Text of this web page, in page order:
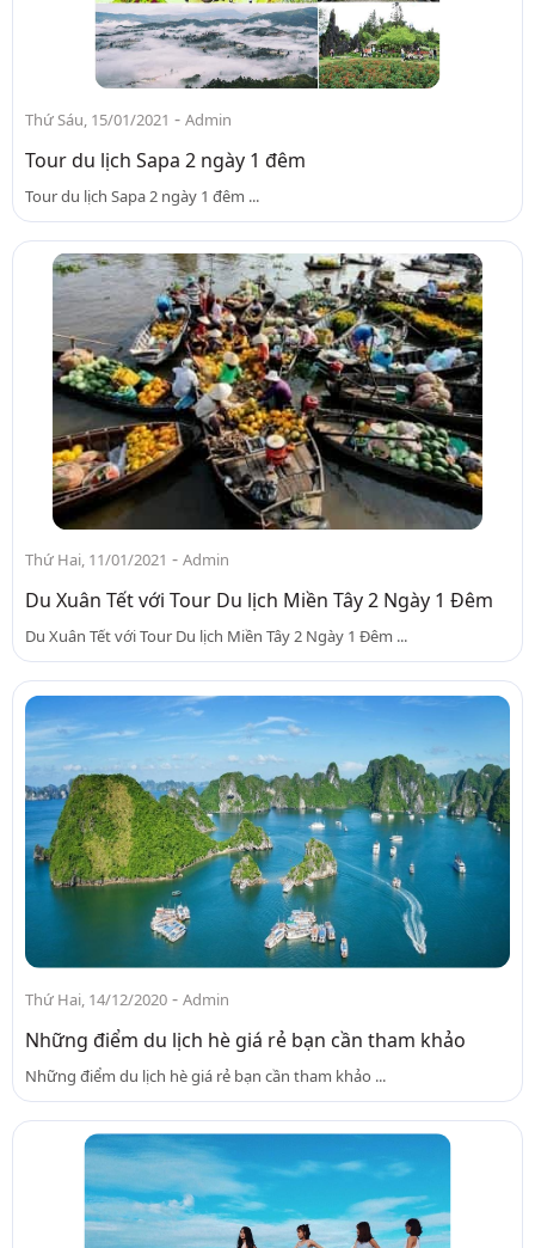
Thứ Sáu, 15/01/2021 - Admin
Tour du lịch Sapa 2 ngày 1 đêm
Tour du lịch Sapa 2 ngày 1 đêm ...
Thứ Hai, 11/01/2021 - Admin
Du Xuân Tết với Tour Du lịch Miền Tây 2 Ngày 1 Đêm
Du Xuân Tết với Tour Du lịch Miền Tây 2 Ngày 1 Đêm ...
Thứ Hai, 14/12/2020 - Admin
Những điểm du lịch hè giá rẻ bạn cần tham khảo
Những điểm du lịch hè giá rẻ bạn cần tham khảo ...